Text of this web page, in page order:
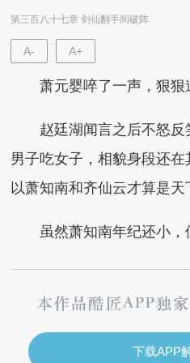
第三百八十七章 剑仙翻手间破阵
A- A+
萧元婴啐了一声，狠狠
赵廷湖闻言之后不怒反
男子吃女子，相貌身段还
以萧知南和齐仙云才算是
虽然萧知南年纪还小，
下载APP